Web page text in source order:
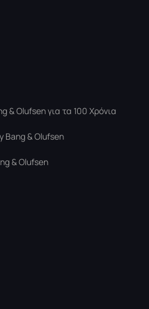
& Olufsen για τα 100 Χρόνια
Bang & Olufsen
& Olufsen